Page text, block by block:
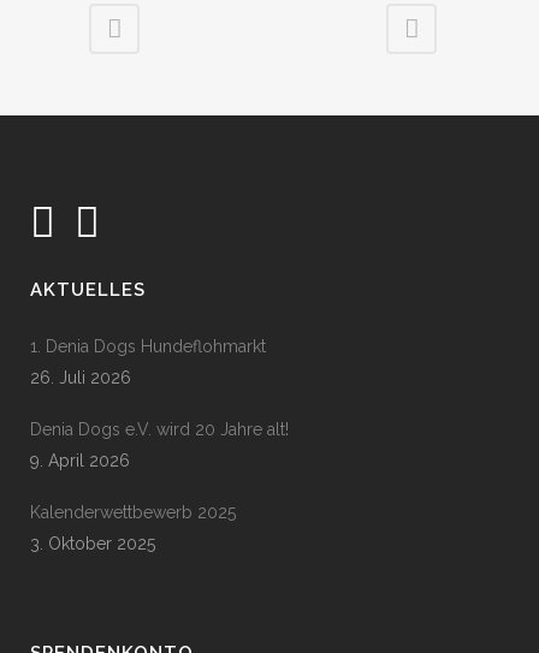
AKTUELLES
1. Denia Dogs Hundeflohmarkt
26. Juli 2026
Denia Dogs e.V. wird 20 Jahre alt!
9. April 2026
Kalenderwettbewerb 2025
3. Oktober 2025